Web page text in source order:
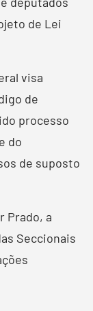
de Lei
visa
de
processo
do
de suposto
Prado, a
Seccionais